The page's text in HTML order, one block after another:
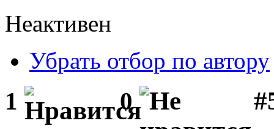
Неактивен
Убрать отбор по автору
1 0